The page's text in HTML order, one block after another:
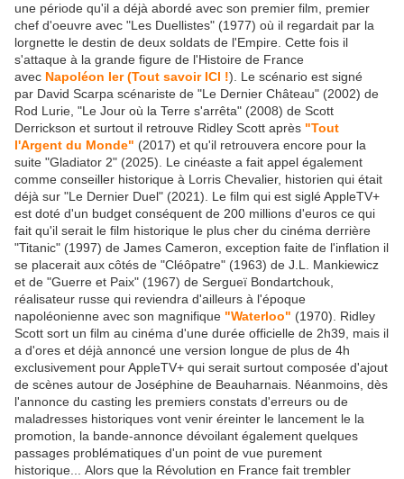
une période qu'il a déjà abordé avec son premier film, premier
chef d'oeuvre avec "Les Duellistes" (1977) où il regardait par la
lorgnette le destin de deux soldats de l'Empire. Cette fois il
s'attaque à la grande figure de l'Histoire de France
avec Napoléon Ier (Tout savoir ICI !). Le scénario est signé
par David Scarpa scénariste de "Le Dernier Château" (2002) de
Rod Lurie, "Le Jour où la Terre s'arrêta" (2008) de Scott
Derrickson et surtout il retrouve Ridley Scott après "Tout
l'Argent du Monde" (2017) et qu'il retrouvera encore pour la
suite "Gladiator 2" (2025). Le cinéaste a fait appel également
comme conseiller historique à Lorris Chevalier, historien qui était
déjà sur "Le Dernier Duel" (2021). Le film qui est siglé AppleTV+
est doté d'un budget conséquent de 200 millions d'euros ce qui
fait qu'il serait le film historique le plus cher du cinéma derrière
"Titanic" (1997) de James Cameron, exception faite de l'inflation il
se placerait aux côtés de "Cléôpatre" (1963) de J.L. Mankiewicz
et de "Guerre et Paix" (1967) de Sergueï Bondartchouk,
réalisateur russe qui reviendra d'ailleurs à l'époque
napoléonienne avec son magnifique "Waterloo" (1970). Ridley
Scott sort un film au cinéma d'une durée officielle de 2h39, mais il
a d'ores et déjà annoncé une version longue de plus de 4h
exclusivement pour AppleTV+ qui serait surtout composée d'ajout
de scènes autour de Joséphine de Beauharnais. Néanmoins, dès
l'annonce du casting les premiers constats d'erreurs ou de
maladresses historiques vont venir éreinter le lancement le la
promotion, la bande-annonce dévoilant également quelques
passages problématiques d'un point de vue purement
historique... Alors que la Révolution en France fait trembler